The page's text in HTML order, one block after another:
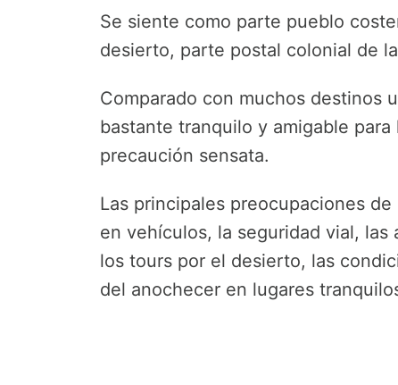
Se siente como parte pueblo
desierto, parte postal colonial de
Comparado con muchos destinos
bastante tranquilo y amigable
precaución sensata.
Las principales preocupaciones
en vehículos, la seguridad vial, las
los tours por el desierto, las
del anochecer en lugares